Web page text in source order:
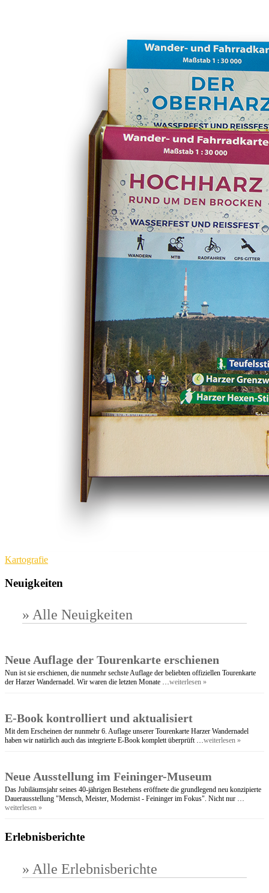
Kartografie
Neuigkeiten
» Alle Neuigkeiten
Neue Auflage der Tourenkarte erschienen
Nun ist sie erschienen, die nunmehr sechste Auflage der beliebten offiziellen Tourenkarte
der Harzer Wandernadel. Wir waren die letzten Monate …weiterlesen »
E-Book kontrolliert und aktualisiert
Mit dem Erscheinen der nunmehr 6. Auflage unserer Tourenkarte Harzer Wandernadel
haben wir natürlich auch das integrierte E-Book komplett überprüft …weiterlesen »
Neue Ausstellung im Feininger-Museum
Das Jubiläumsjahr seines 40-jährigen Bestehens eröffnete die grundlegend neu konzipierte
Dauerausstellung "Mensch, Meister, Modernist - Feininger im Fokus". Nicht nur …
weiterlesen »
Erlebnisberichte
» Alle Erlebnisberichte